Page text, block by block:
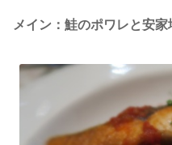
メイン：鮭のポワレと安家